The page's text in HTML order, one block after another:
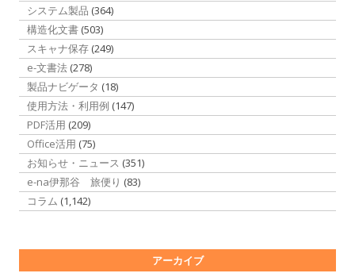
システム製品 (364)
構造化文書 (503)
スキャナ保存 (249)
e-文書法 (278)
製品ナビゲータ (18)
使用方法・利用例 (147)
PDF活用 (209)
Office活用 (75)
お知らせ・ニュース (351)
e-na伊那谷 旅便り (83)
コラム (1,142)
アーカイブ